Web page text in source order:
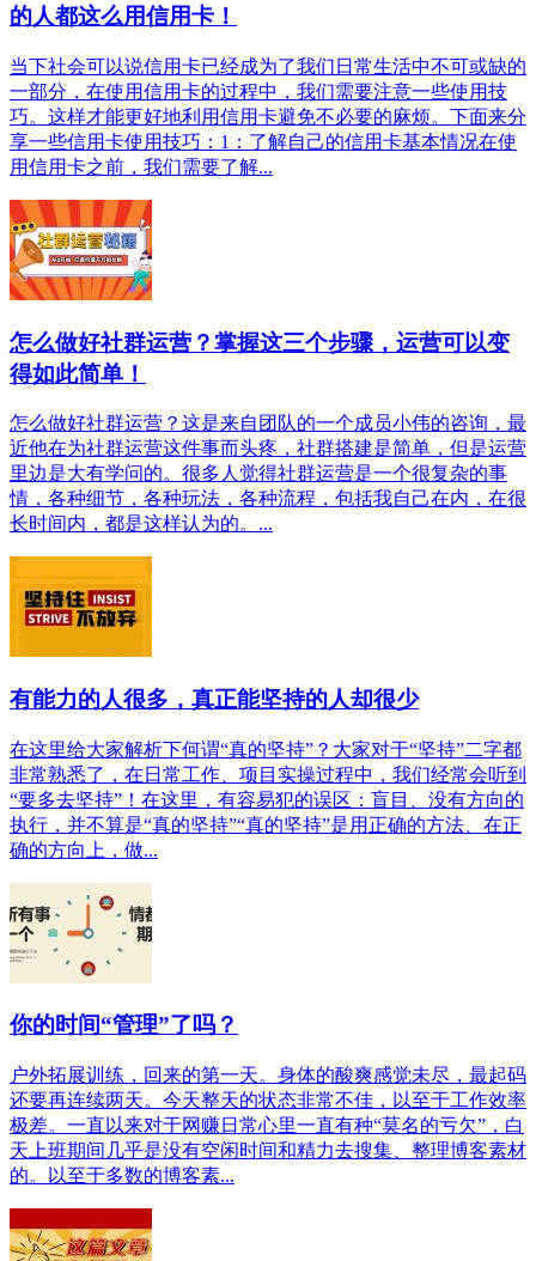
的人都这么用信用卡！
当下社会可以说信用卡已经成为了我们日常生活中不可或缺的
一部分，在使用信用卡的过程中，我们需要注意一些使用技
巧。这样才能更好地利用信用卡避免不必要的麻烦。下面来分
享一些信用卡使用技巧：1：了解自己的信用卡基本情况在使
用信用卡之前，我们需要了解...
怎么做好社群运营？掌握这三个步骤，运营可以变
得如此简单！
怎么做好社群运营？这是来自团队的一个成员小伟的咨询，最
近他在为社群运营这件事而头疼，社群搭建是简单，但是运营
里边是大有学问的。很多人觉得社群运营是一个很复杂的事
情，各种细节，各种玩法，各种流程，包括我自己在内，在很
长时间内，都是这样认为的。...
有能力的人很多，真正能坚持的人却很少
在这里给大家解析下何谓“真的坚持”？大家对于“坚持”二字都
非常熟悉了，在日常工作、项目实操过程中，我们经常会听到
“要多去坚持”！在这里，有容易犯的误区：盲目、没有方向的
执行，并不算是“真的坚持”“真的坚持”是用正确的方法、在正
确的方向上，做...
你的时间“管理”了吗？
户外拓展训练，回来的第一天。身体的酸爽感觉未尽，最起码
还要再连续两天。今天整天的状态非常不佳，以至于工作效率
极差。一直以来对于网赚日常心里一直有种“莫名的亏欠”，白
天上班期间几乎是没有空闲时间和精力去搜集、整理博客素材
的。以至于多数的博客素...